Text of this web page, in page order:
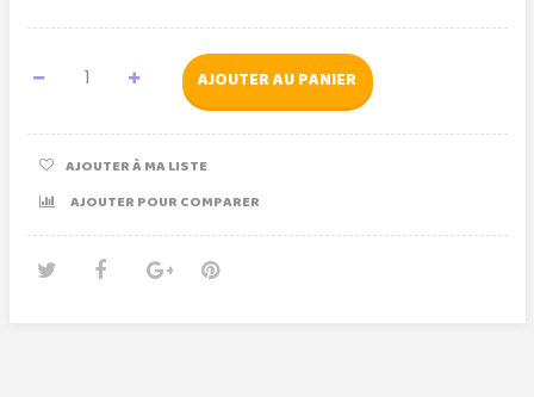
AJOUTER AU PANIER
AJOUTER À MA LISTE
AJOUTER POUR COMPARER